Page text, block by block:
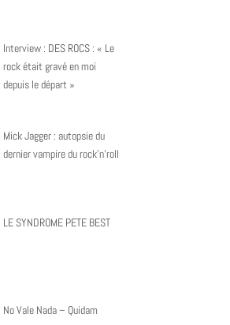
Interview : DES ROCS : « Le
rock était gravé en moi
depuis le départ »
Mick Jagger : autopsie du
dernier vampire du rock’n’roll
LE SYNDROME PETE BEST
No Vale Nada – Quidam